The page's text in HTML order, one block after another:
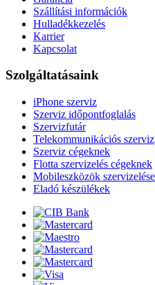
Szállítási információk
Hulladékkezelés
Karrier
Kapcsolat
Szolgáltatásaink
iPhone szerviz
Szerviz időpontfoglalás
Szervizfutár
Telekommunikációs szerviz
Szerviz cégeknek
Flotta szervizelés cégeknek
Mobileszközök szervizelése
Eladó készülékek